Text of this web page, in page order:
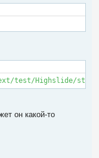
он какой-то